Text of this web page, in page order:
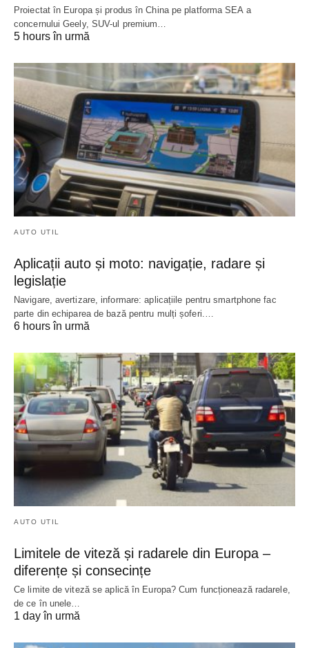
Proiectat în Europa și produs în China pe platforma SEA a
concernului Geely, SUV-ul premium…
5 hours în urmă
AUTO UTIL
Aplicații auto și moto: navigație, radare și
legislație
Navigare, avertizare, informare: aplicațiile pentru smartphone fac
parte din echiparea de bază pentru mulți șoferi.…
6 hours în urmă
AUTO UTIL
Limitele de viteză și radarele din Europa –
diferențe și consecințe
Ce limite de viteză se aplică în Europa? Cum funcționează radarele,
de ce în unele…
1 day în urmă